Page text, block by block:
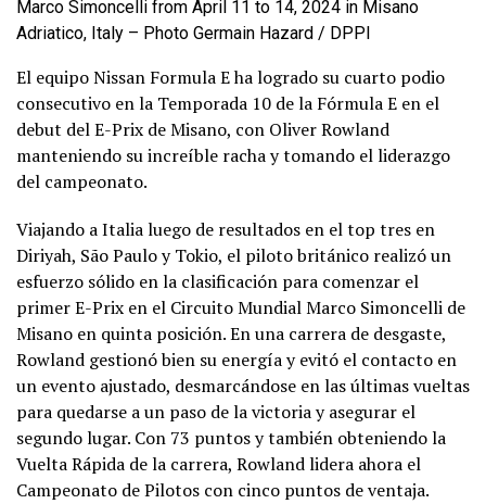
Marco Simoncelli from April 11 to 14, 2024 in Misano
Adriatico, Italy – Photo Germain Hazard / DPPI
El equipo Nissan Formula E ha logrado su cuarto podio
consecutivo en la Temporada 10 de la Fórmula E en el
debut del E-Prix de Misano, con Oliver Rowland
manteniendo su increíble racha y tomando el liderazgo
del campeonato.
Viajando a Italia luego de resultados en el top tres en
Diriyah, São Paulo y Tokio, el piloto británico realizó un
esfuerzo sólido en la clasificación para comenzar el
primer E-Prix en el Circuito Mundial Marco Simoncelli de
Misano en quinta posición. En una carrera de desgaste,
Rowland gestionó bien su energía y evitó el contacto en
un evento ajustado, desmarcándose en las últimas vueltas
para quedarse a un paso de la victoria y asegurar el
segundo lugar. Con 73 puntos y también obteniendo la
Vuelta Rápida de la carrera, Rowland lidera ahora el
Campeonato de Pilotos con cinco puntos de ventaja.